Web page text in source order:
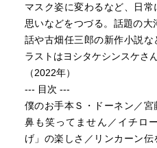
マスク姿に変わるなど、日
思いなどをつづる。話題の
話や古畑任三郎の新作小説
ラストはヨシタケシンスケさん
（2022年）
--- 目次 ---
僕のお手本Ｓ・ドーネン／
鼻も笑ってません／イチロ
げ」の楽しさ／リンカーン